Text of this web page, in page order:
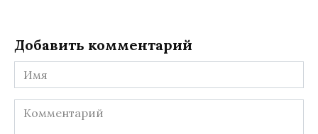
Добавить комментарий
Имя
Комментарий